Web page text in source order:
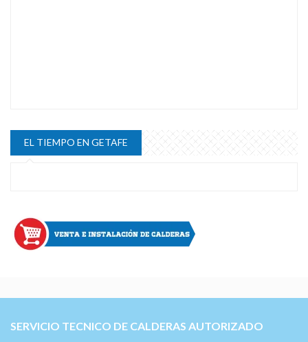
EL TIEMPO EN GETAFE
SERVICIO TECNICO DE CALDERAS AUTORIZADO